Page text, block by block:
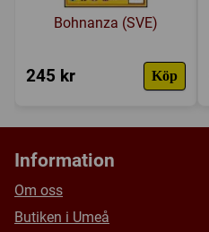
Bohnanza (SVE)
245 kr Köp
Information
Om oss
Butiken i Umeå